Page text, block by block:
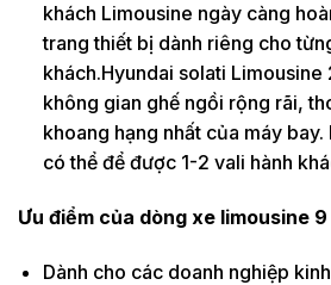
khách Limousine ngày càng
trang thiết bị dành riêng cho
khách.Hyundai solati Limousine
không gian ghế ngồi rộng rãi,
khoang hạng nhất của máy
có thể để được 1-2 vali hành
Ưu điểm của dòng xe limousine
Dành cho các doanh nghiệp